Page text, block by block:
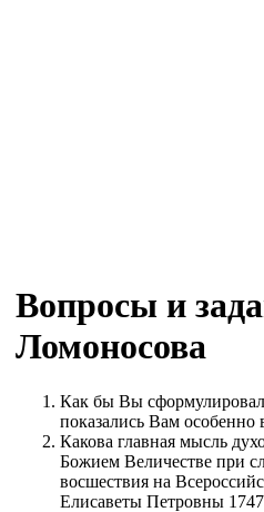
Вопросы и
Ломоносова
Как бы Вы
показались Вам
Какова главная мысль
Божием Величестве при
восшествия на
Елисаветы Петровны